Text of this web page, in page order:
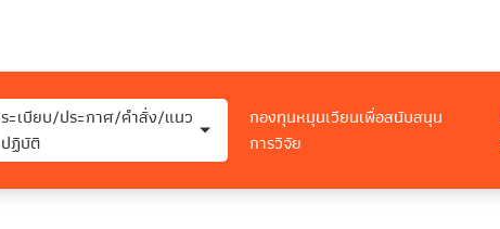
ระเบียบ/ประกาศ/คำสั่ง/แนว
ปฏิบัติ
กองทุนหมุนเวียนเพื่อสนับสนุน
การวิจัย